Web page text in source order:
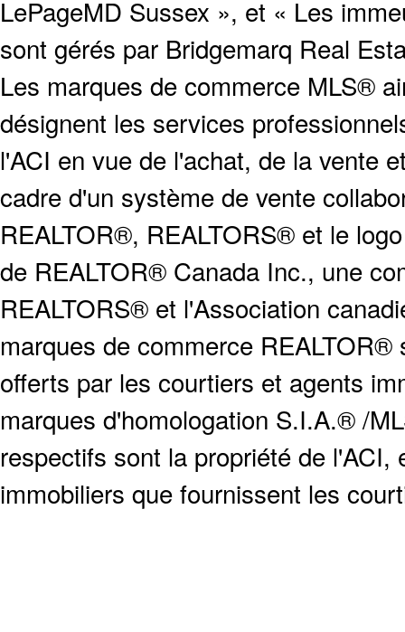
LePageMD Sussex », et « Les
sont gérés par Bridgemarq Real
Les marques de commerce MLS®
désignent les services
l'ACI en vue de l'achat, de la vente
cadre d'un système de vente
REALTOR®, REALTORS® et le
de REALTOR® Canada Inc., une
REALTORS® et l'Association
marques de commerce
offerts par les courtiers et agents
marques d'homologation S.I.A.® /
respectifs sont la propriété de
immobiliers que fournissent les